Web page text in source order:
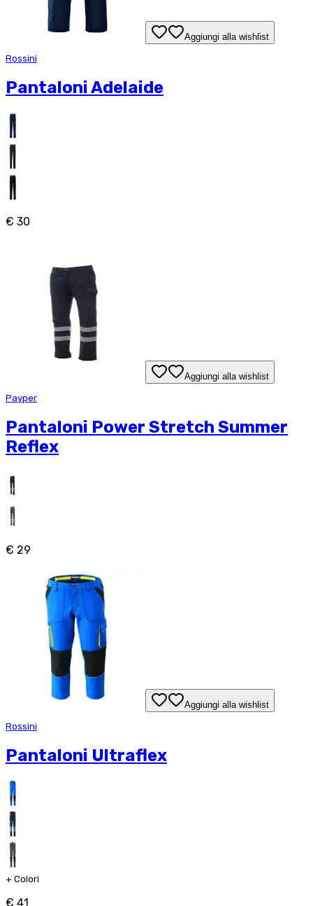
Aggiungi alla wishlist
Rossini
Pantaloni Adelaide
€ 30
Aggiungi alla wishlist
Payper
Pantaloni Power Stretch Summer
Reflex
€ 29
Aggiungi alla wishlist
Rossini
Pantaloni Ultraflex
+ Colori
€ 41